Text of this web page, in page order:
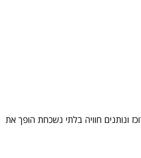
ונותנים חוויה בלתי נשכחת הופך את